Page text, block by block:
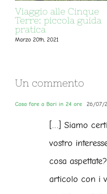
Cosa fare in
Valtellina in inverno
Febbraio 12th, 2021
Un commento
Cosa fare a Bari in 24 ore 26/07/
[…] Siamo
vostro
cosa
articolo con i